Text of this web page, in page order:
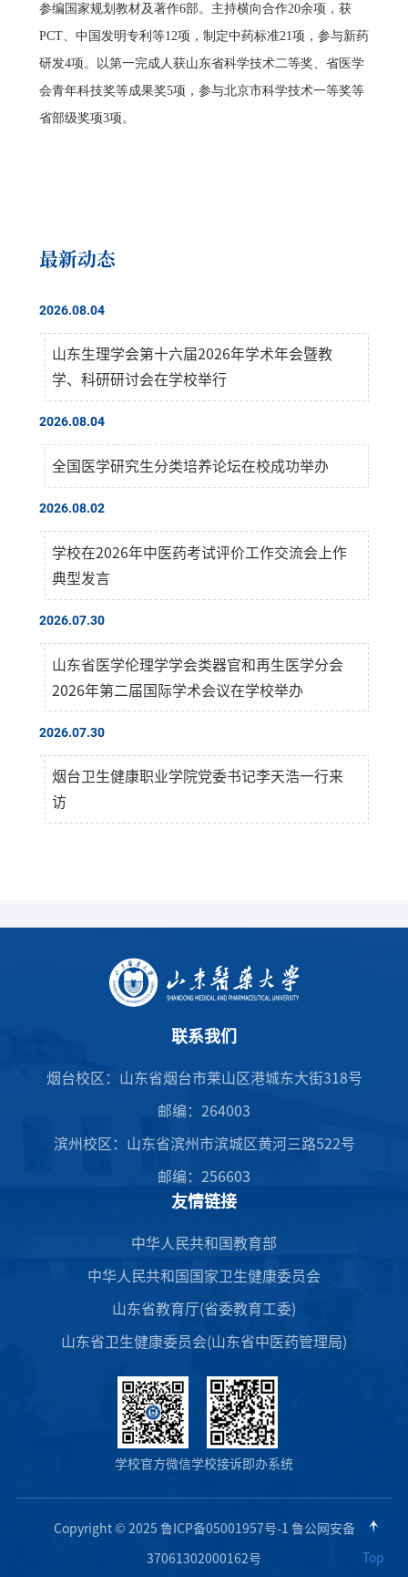
参编国家规划教材及著作6部。主持横向合作20余项，获
PCT、中国发明专利等12项，制定中药标准21项，参与新药
研发4项。以第一完成人获山东省科学技术二等奖、省医学
会青年科技奖等成果奖5项，参与北京市科学技术一等奖等
省部级奖项3项。
最新动态
2026.08.04
山东生理学会第十六届2026年学术年会暨教
学、科研研讨会在学校举行
2026.08.04
全国医学研究生分类培养论坛在校成功举办
2026.08.02
学校在2026年中医药考试评价工作交流会上作
典型发言
2026.07.30
山东省医学伦理学学会类器官和再生医学分会
2026年第二届国际学术会议在学校举办
2026.07.30
烟台卫生健康职业学院党委书记李天浩一行来
访
联系我们
烟台校区：山东省烟台市莱山区港城东大街318号
邮编：264003
滨州校区：山东省滨州市滨城区黄河三路522号
邮编：256603
友情链接
中华人民共和国教育部
中华人民共和国国家卫生健康委员会
山东省教育厅(省委教育工委)
山东省卫生健康委员会(山东省中医药管理局)
学校官方微信学校接诉即办系统
Copyright © 2025 鲁ICP备05001957号-1 鲁公网安备
37061302000162号 Top